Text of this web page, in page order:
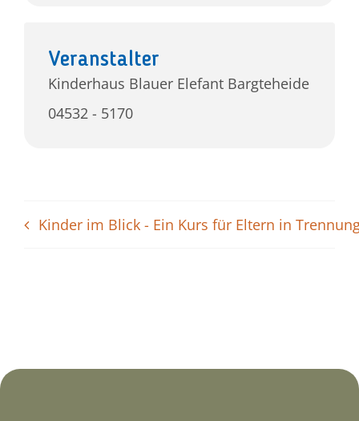
Veranstalter
Kinderhaus Blauer Elefant Bargteheide
04532 - 5170
Kinder im Blick - Ein Kurs für Eltern in